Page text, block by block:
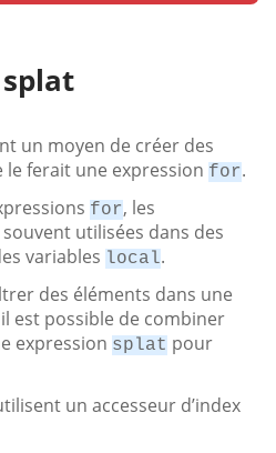
un moyen de créer des
ferait une expression for.
for, les
utilisées dans des
variables local.
des éléments dans une
est possible de combiner
expression splat pour
un accesseur d’index